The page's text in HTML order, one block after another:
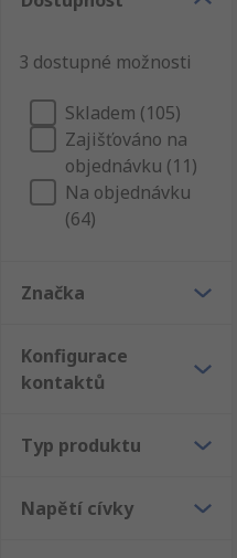
Jazýčková relé.
3 dostupné možnosti
Skladem (105)
Zajišťováno na
objednávku (11)
Na objednávku
(64)
Značka
Konfigurace
kontaktů
Typ produktu
Napětí cívky